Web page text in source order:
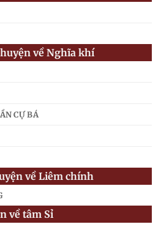
về Nghĩa khí
CỰ BÁ
về Liêm chính
về tâm Sỉ